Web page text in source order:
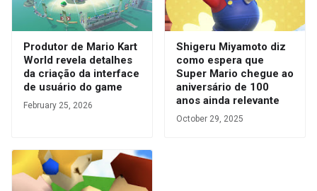
Produtor de Mario Kart
World revela detalhes
da criação da interface
de usuário do game
February 25, 2026
Shigeru Miyamoto diz
como espera que
Super Mario chegue ao
aniversário de 100
anos ainda relevante
October 29, 2025